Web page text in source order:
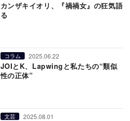
カンザキイオリ、『禍禍女』の狂気語
る
コラム 2025.06.22
JOIとK、Lapwingと私たちの“類似
性の正体”
文芸 2025.08.01